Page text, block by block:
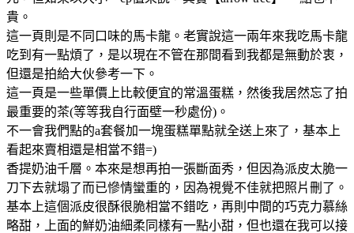
貴。
這一頁則是不同口味的馬卡龍。老實說這一兩年來我吃馬卡龍
吃到有一點煩了，是以現在不管在那間看到我都是無動於衷，
但還是拍給大伙參考一下。
這一頁是一些單價上比較便宜的常溫蛋糕，然後我居然忘了拍
最重要的茶(等等我自行面壁一秒處份)。
不一會我們點的a套餐加一塊蛋糕單點就全送上來了，基本上
看起來賣相還是相當不錯=)
香提奶油千層。本來是想再拍一張斷面秀，但因為派皮太脆一
刀下去就塌了而已慘情蠻重的，因為視覺不佳就把照片刪了。
基本上這個派皮很酥很脆相當不錯吃，再則中間的巧克力慕絲
略甜，上面的鮮奶油細柔同樣有一點小甜，但也還在我可以接